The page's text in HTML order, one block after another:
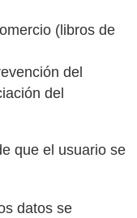
(libros de
del
del
que el usuario se
datos se